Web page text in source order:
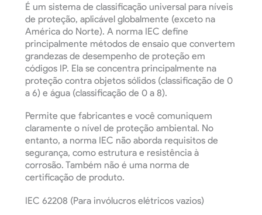
É um sistema de classificação universal para níveis
de proteção, aplicável globalmente (exceto na
América do Norte). A norma IEC define
principalmente métodos de ensaio que convertem
grandezas de desempenho de proteção em
códigos IP. Ela se concentra principalmente na
proteção contra objetos sólidos (classificação de 0
a 6) e água (classificação de 0 a 8).
Permite que fabricantes e você comuniquem
claramente o nível de proteção ambiental. No
entanto, a norma IEC não aborda requisitos de
segurança, como estrutura e resistência à
corrosão. Também não é uma norma de
certificação de produto.
IEC 62208 (Para invólucros elétricos vazios)